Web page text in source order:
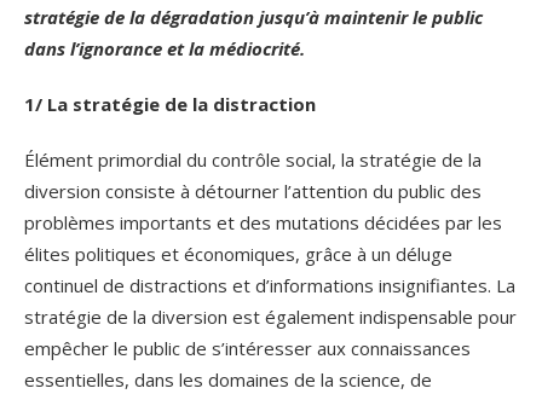
stratégie de la dégradation jusqu’à maintenir le public
dans l’ignorance et la médiocrité.
1/ La stratégie de la distraction
Élément primordial du contrôle social, la stratégie de la
diversion consiste à détourner l’attention du public des
problèmes importants et des mutations décidées par les
élites politiques et économiques, grâce à un déluge
continuel de distractions et d’informations insignifiantes. La
stratégie de la diversion est également indispensable pour
empêcher le public de s’intéresser aux connaissances
essentielles, dans les domaines de la science, de